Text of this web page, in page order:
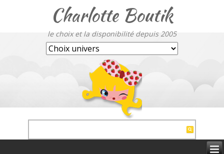
Charlotte Boutik
le choix et la disponibilité depuis 2005